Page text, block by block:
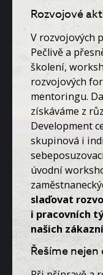
Rozvojové
V rozvojových
Pečlivě a
školení,
rozvojových
mentoringu.
získáváme z
Development
skupinová i
úvodní
slaďovat
i pracovních
našich
Řešíme nejen